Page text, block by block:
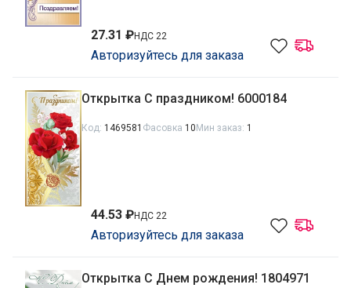
27.31 ₽НДС 22
Авторизуйтесь для заказа
Открытка С праздником! 6000184
Код: 1469581 Фасовка 10Мин заказ: 1
44.53 ₽НДС 22
Авторизуйтесь для заказа
Открытка С Днем рождения! 1804971